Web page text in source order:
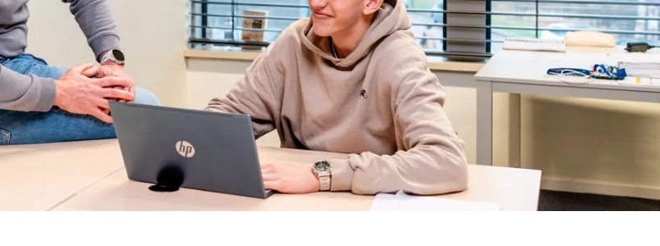
Sluit
dialog
om de website te laten werken.